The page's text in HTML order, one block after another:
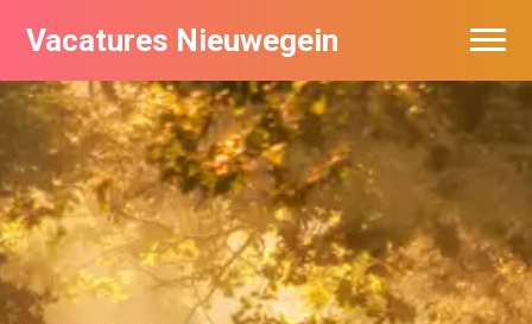
Vacatures Nieuwegein
Vacatures per bedrijf in Nieuwegein